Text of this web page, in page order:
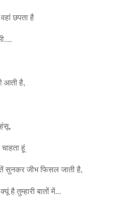
छपता है
आती है,
हूं
सुनकर जीभ फिसल जाती है,
है तुम्हारी बातों में...